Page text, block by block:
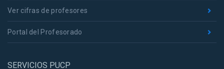
Ver cifras de profesores
Portal del Profesorado
SERVICIOS PUCP